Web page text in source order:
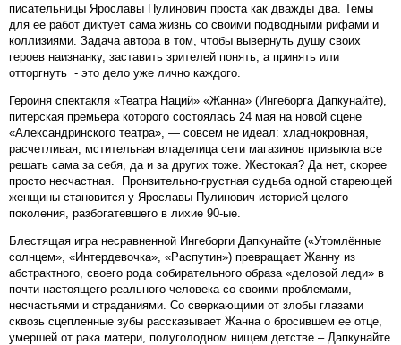
писательницы Ярославы Пулинович проста как дважды два. Темы
для ее работ диктует сама жизнь со своими подводными рифами и
коллизиями. Задача автора в том, чтобы вывернуть душу своих
героев наизнанку, заставить зрителей понять, а принять или
отторгнуть - это дело уже лично каждого.
Героиня спектакля «Театра Наций» «Жанна» (Ингеборга Дапкунайте),
питерская премьера которого состоялась 24 мая на новой сцене
«Александринского театра», — совсем не идеал: хладнокровная,
расчетливая, мстительная владелица сети магазинов привыкла все
решать сама за себя, да и за других тоже. Жестокая? Да нет, скорее
просто несчастная. Пронзительно-грустная судьба одной стареющей
женщины становится у Ярославы Пулинович историей целого
поколения, разбогатевшего в лихие 90-ые.
Блестящая игра несравненной Ингеборги Дапкунайте («Утомлённые
солнцем», «Интердевочка», «Распутин») превращает Жанну из
абстрактного, своего рода собирательного образа «деловой леди» в
почти настоящего реального человека со своими проблемами,
несчастьями и страданиями. Со сверкающими от злобы глазами
сквозь сцепленные зубы рассказывает Жанна о бросившем ее отце,
умершей от рака матери, полуголодном нищем детстве – Дапкунайте